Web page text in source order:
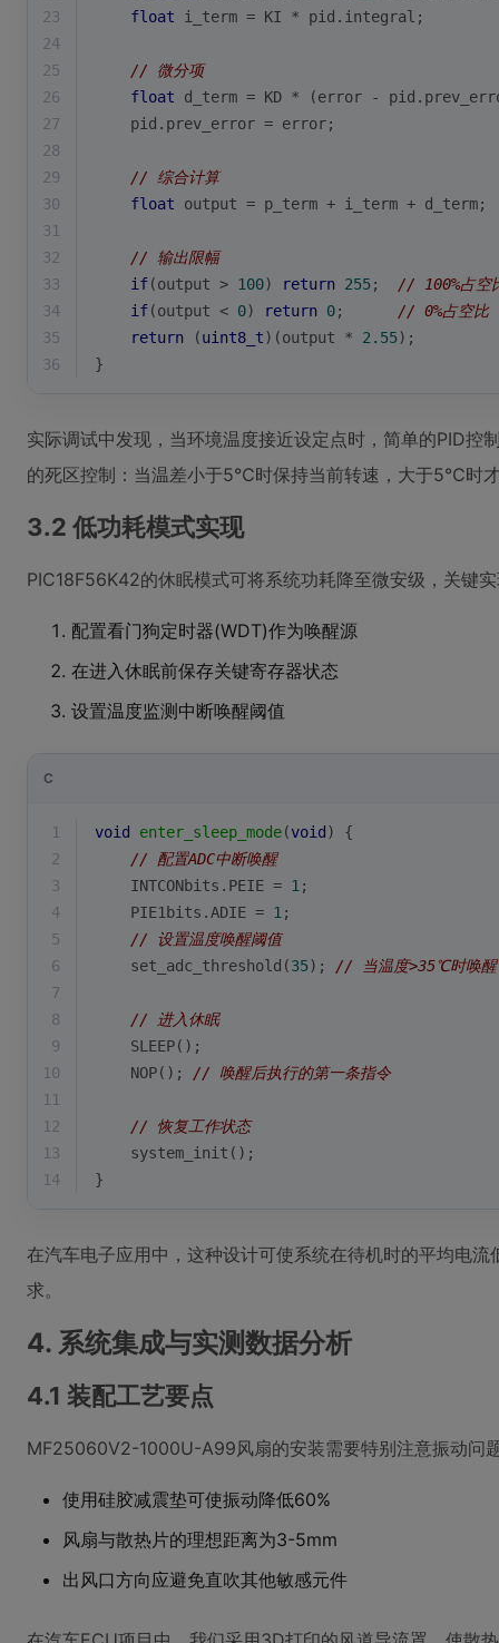
23
float i_term = KI * pid.integral;
24
25
// 微分项
26
float d_term = KD * (error -
27
    pid.prev_error = error;
28
29
// 综合计算
30
float output = p_term + i_term + d_term;
31
32
// 输出限幅
33
if(output > 100) return 255; // 100%占空
34
if(output < 0) return 0; // 0%占空比
35
return (uint8_t)(output * 2.55);
36
}
实际调试中发现，当环境温度接近设定点时，简单的PID
的死区控制：当温差小于5℃时保持当前转速，大于5℃时
3.2 低功耗模式实现
PIC18F56K42的休眠模式可将系统功耗降至微安级，关键
配置看门狗定时器(WDT)作为唤醒源
在进入休眠前保存关键寄存器状态
设置温度监测中断唤醒阈值
C
1 void enter_sleep_mode(void )
{
2
// 配置ADC中断唤醒
3
    INTCONbits.PEIE =
1 ;
4
    PIE1bits.ADIE =
1 ;
5
// 设置温度唤醒阈值
6
    set_adc_threshold(
35); // 当温度>35℃时唤醒
7
8
// 进入休眠
9
    SLEEP();
10
    NOP();
// 唤醒后执行的第一条指令
11
12
// 恢复工作状态
13
    system_init();
14
}
在汽车电子应用中，这种设计可使系统在待机时的平均电
求。
4. 系统集成与实测数据分析
4.1 装配工艺要点
MF25060V2-1000U-A99风扇的安装需要特别注意振动问
使用硅胶减震垫可使振动降低60%
风扇与散热片的理想距离为3-5mm
出风口方向应避免直吹其他敏感元件